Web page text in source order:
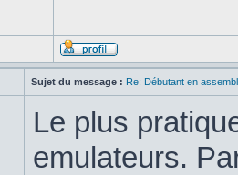
Sujet du message : Re: Débutant en
Le plus
emulateurs.